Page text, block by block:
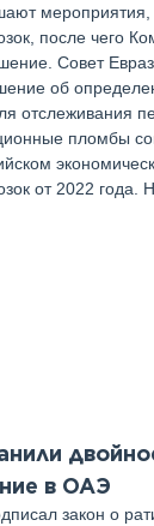
мероприятия,
после чего
Совет
об
отслеживания
пломбы
от 2022 года.
в ОАЭ
закон о